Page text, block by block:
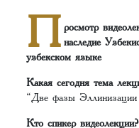
П росмотр
наследие
узбекском языке
Какая сегодня тема
“Две фазы Эллинизации
Кто спикер видеолекции?